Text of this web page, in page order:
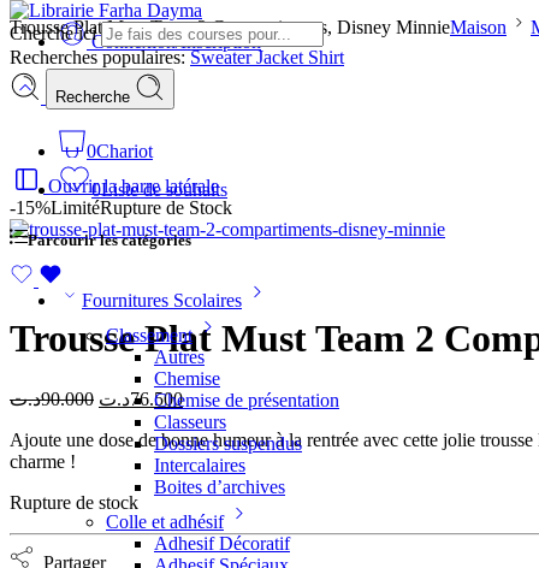
Connexion/Inscription
Cherche ici
Recherches populaires:SweaterJacket Shirt
Recherche
0Chariot
0Liste de souhaits
Parcourir les catégories
Fournitures Scolaires
Classement
Autres
Chemise
Chemise de présentation
Classeurs
Dossiers suspendus
Intercalaires
Boites d’archives
Colle et adhésif
Adhesif Décoratif
Trousse Plat Must Team 2 Compartiments, Disney MinnieMaison
Ouvrir la barre latérale
-15%LimitéRupture de Stock
Trousse Plat Must Team 2
90.000د.ت 76.500د.ت
Ajoute une dose de bonne humeur à la rentrée avec cette jolie
charme !
Rupture de stock
Partager